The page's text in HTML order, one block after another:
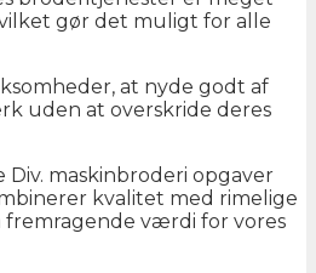
gør det muligt for alle
at nyde godt af
uden at overskride deres
Div. maskinbroderi opgaver
kvalitet med rimelige
fremragende værdi for vores